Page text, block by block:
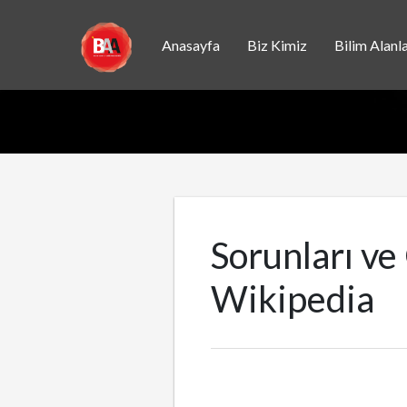
Anasayfa Biz Kimiz Bilim
Sorunları
Wikipedia